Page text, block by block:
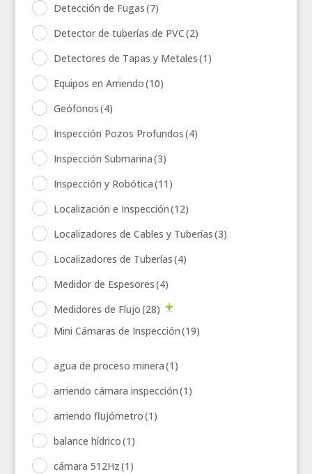
Detección de Fugas(7)
Detector de tuberías de PVC(2)
Detectores de Tapas y Metales(1)
Equipos en Arriendo(10)
Geófonos(4)
Inspección Pozos Profundos(4)
Inspección Submarina(3)
Inspección y Robótica(11)
Localización e Inspección(12)
Localizadores de Cables y Tuberías(3)
Localizadores de Tuberías(4)
Medidor de Espesores(4)
Medidores de Flujo(28)
Mini Cámaras de Inspección(19)
agua de proceso minera(1)
arriendo cámara inspección(1)
arriendo flujómetro(1)
balance hídrico(1)
cámara 512Hz(1)